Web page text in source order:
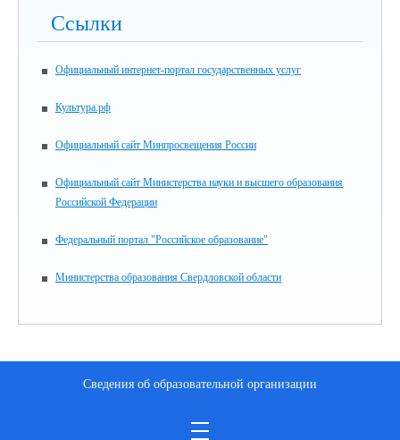
Ссылки
Официальный интернет-портал государственных услуг
Культура.рф
Официальный сайт Минпросвещения России
Официальный сайт Министерства науки и высшего образования
Российской Федерации
Федеральный портал "Российское образование"
Министерства образования Свердловской области
Сведения об образовательной организации